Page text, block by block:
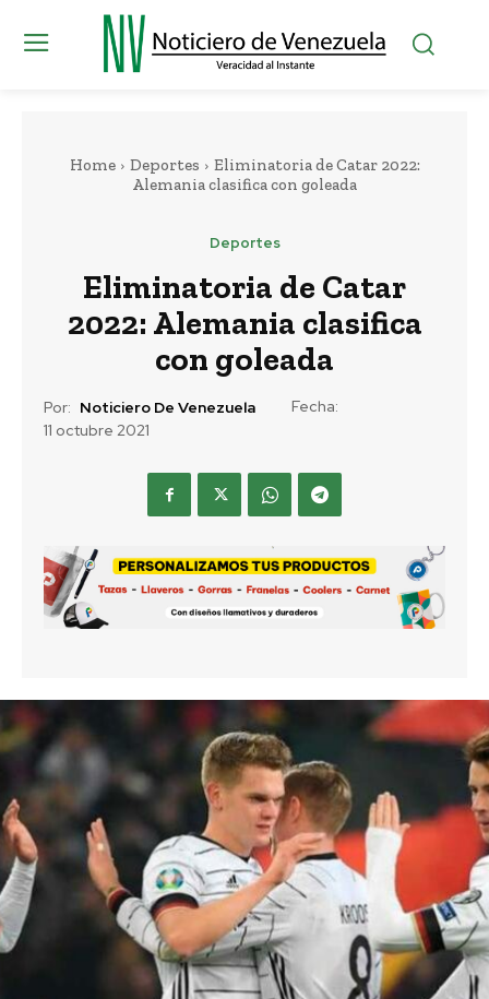
Home Deportes
Eliminatoria de Catar 2022:
Alemania clasifica con goleada
Deportes
Eliminatoria de Catar
2022: Alemania clasifica
con goleada
Por: Noticiero De Venezuela
Fecha:
11 octubre 2021